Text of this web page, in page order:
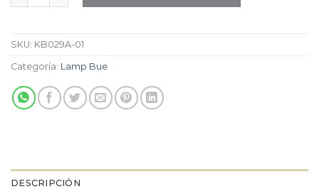
SKU: KB029A-01
Categoría: Lamp Bue
DESCRIPCIÓN